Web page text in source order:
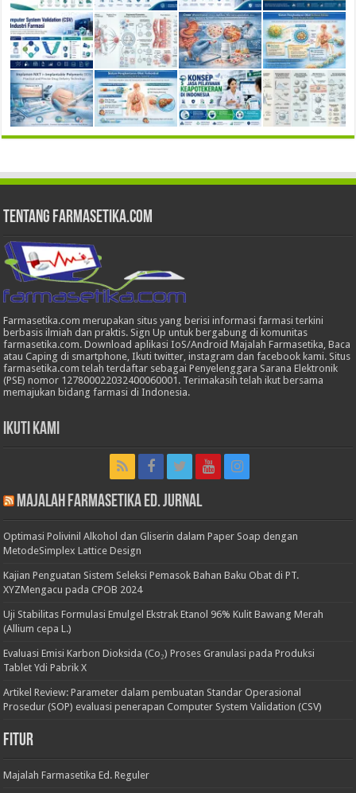
Tentang Farmasetika.com
Farmasetika.com merupakan situs yang berisi informasi farmasi terkini
berbasis ilmiah dan praktis. Sign Up untuk bergabung di komunitas
farmasetika.com. Download aplikasi IoS/Android Majalah Farmasetika, Baca
atau Caping di smartphone, Ikuti twitter, instagram dan facebook kami. Situs
farmasetika.com telah terdaftar sebagai Penyelenggara Sarana Elektronik
(PSE) nomor 127800022032400060001. Terimakasih telah ikut bersama
memajukan bidang farmasi di Indonesia.
Ikuti Kami
Majalah Farmasetika Ed. Jurnal
Optimasi Polivinil Alkohol dan Gliserin dalam Paper Soap dengan
MetodeSimplex Lattice Design
Kajian Penguatan Sistem Seleksi Pemasok Bahan Baku Obat di PT.
XYZMengacu pada CPOB 2024
Uji Stabilitas Formulasi Emulgel Ekstrak Etanol 96% Kulit Bawang Merah
(Allium cepa L.)
Evaluasi Emisi Karbon Dioksida (Co₂) Proses Granulasi pada Produksi
Tablet Ydi Pabrik X
Artikel Review: Parameter dalam pembuatan Standar Operasional
Prosedur (SOP) evaluasi penerapan Computer System Validation (CSV)
Fitur
Majalah Farmasetika Ed. Reguler